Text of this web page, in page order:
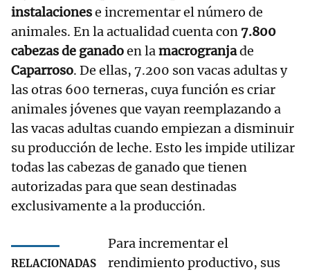
instalacionese incrementar el número de
animales. En la actualidad cuenta con 7.800
cabezas de ganadoen lamacrogranjade
Caparroso. De ellas, 7.200 son vacas adultas y
las otras 600 terneras, cuya función es criar
animales jóvenes que vayan reemplazando a
las vacas adultas cuando empiezan a disminuir
su producción de leche. Esto les impide utilizar
todas las cabezas de ganado que tienen
autorizadas para que sean destinadas
exclusivamente a la producción.
RELACIONADAS
Para incrementar el
rendimiento productivo, sus